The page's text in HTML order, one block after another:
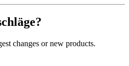
changes or new products.